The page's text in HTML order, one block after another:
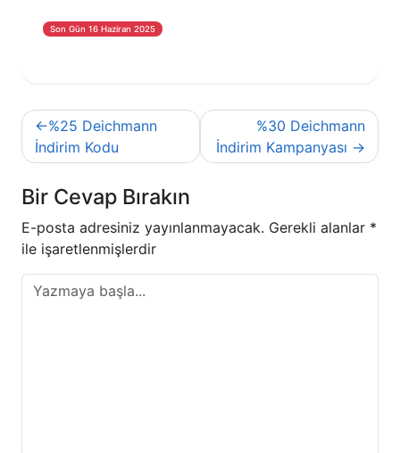
Son Gün 16 Haziran 2025
Yazı
gezinmesi
%25 Deichmann
İndirim Kodu
%30 Deichmann
İndirim Kampanyası
Bir Cevap Bırakın
E-posta adresiniz yayınlanmayacak. Gerekli alanlar *
ile işaretlenmişlerdir